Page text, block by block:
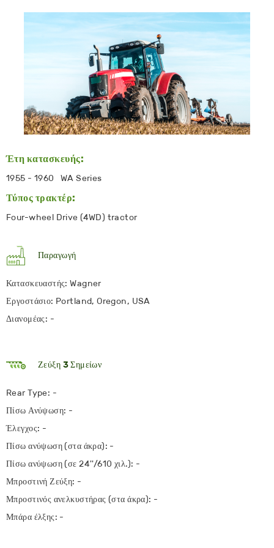
Έτη κατασκευής:
1955 - 1960 WA Series
Τύπος τρακτέρ:
Four-wheel Drive (4WD) tractor
Παραγωγή
Κατασκευαστής: Wagner
Εργοστάσιο: Portland, Oregon, USA
Διανομέας: -
Ζεύξη 3 Σημείων
Rear Type: -
Πίσω Ανύψωση: -
Έλεγχος: -
Πίσω ανύψωση (στα άκρα): -
Πίσω ανύψωση (σε 24''/610 χιλ.): -
Μπροστινή Ζεύξη: -
Μπροστινός ανελκυστήρας (στα άκρα): -
Μπάρα έλξης: -